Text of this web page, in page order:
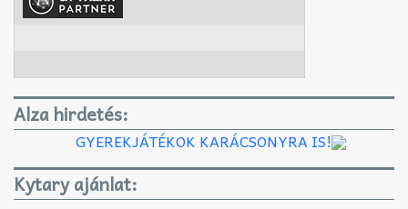
Alza hirdetés:
GYEREKJÁTÉKOK KARÁCSONYRA IS!
Kytary ajánlat: